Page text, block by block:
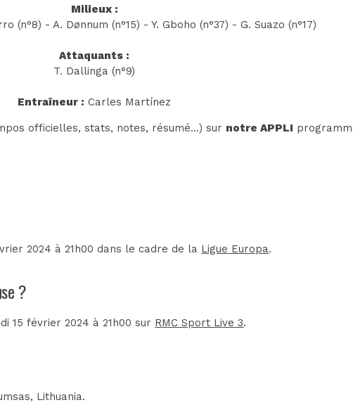
Milieux :
(n°8) - A. Dønnum (n°15) - Y. Gboho (n°37) - G. Suazo (n°17)
Attaquants :
T. Dallinga (n°9)
Entraîneur : Carles Martínez
officielles, stats, notes, résumé...) sur notre APPLI
2024 à 21h00 dans le cadre de la Ligue Europa.
?
15 février 2024 à 21h00 sur RMC Sport Live 3.
Lithuania.